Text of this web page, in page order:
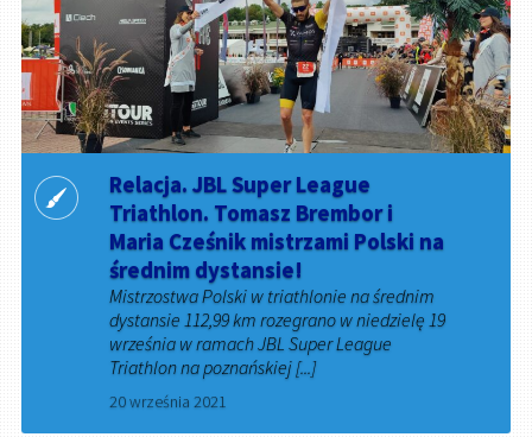
Relacja. JBL Super League
Triathlon. Tomasz Brembor i
Maria Cześnik mistrzami Polski na
średnim dystansie!
Mistrzostwa Polski w triathlonie na średnim
dystansie 112,99 km rozegrano w niedzielę 19
września w ramach JBL Super League
Triathlon na poznańskiej [...]
20 września 2021